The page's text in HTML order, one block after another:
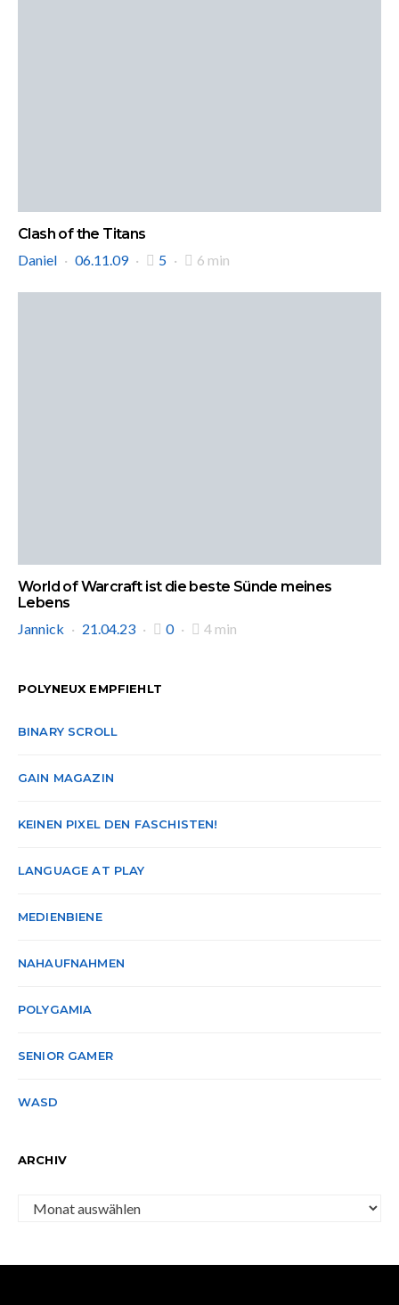
Clash of the Titans
Daniel
06.11.09 5 6 min
World of Warcraft ist die beste Sünde meines
Lebens
Jannick
21.04.23 0 4 min
POLYNEUX EMPFIEHLT
BINARY SCROLL
GAIN MAGAZIN
KEINEN PIXEL DEN FASCHISTEN!
LANGUAGE AT PLAY
MEDIENBIENE
NAHAUFNAHMEN
POLYGAMIA
SENIOR GAMER
WASD
ARCHIV
Archiv